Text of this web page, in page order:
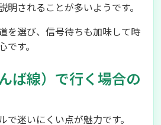
明されることが多いようです。
を選び、信号待ちも加味して時
す。
ば線）で行く場合の
で迷いにくい点が魅力です。